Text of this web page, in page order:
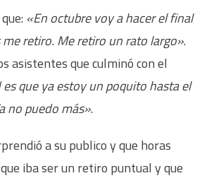
«En octubre voy a hacer el final
me retiro. Me retiro un rato largo».
asistentes que culminó con el
es que ya estoy un poquito hasta el
no puedo más».
a su publico y que horas
iba ser un retiro puntual y que